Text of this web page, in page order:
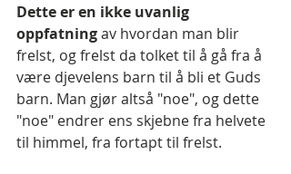
Dette er en ikke uvanlig
oppfatning av hvordan man blir
frelst, og frelst da tolket til å gå fra å
være djevelens barn til å bli et Guds
barn. Man gjør altså "noe", og dette
"noe" endrer ens skjebne fra helvete
til himmel, fra fortapt til frelst.